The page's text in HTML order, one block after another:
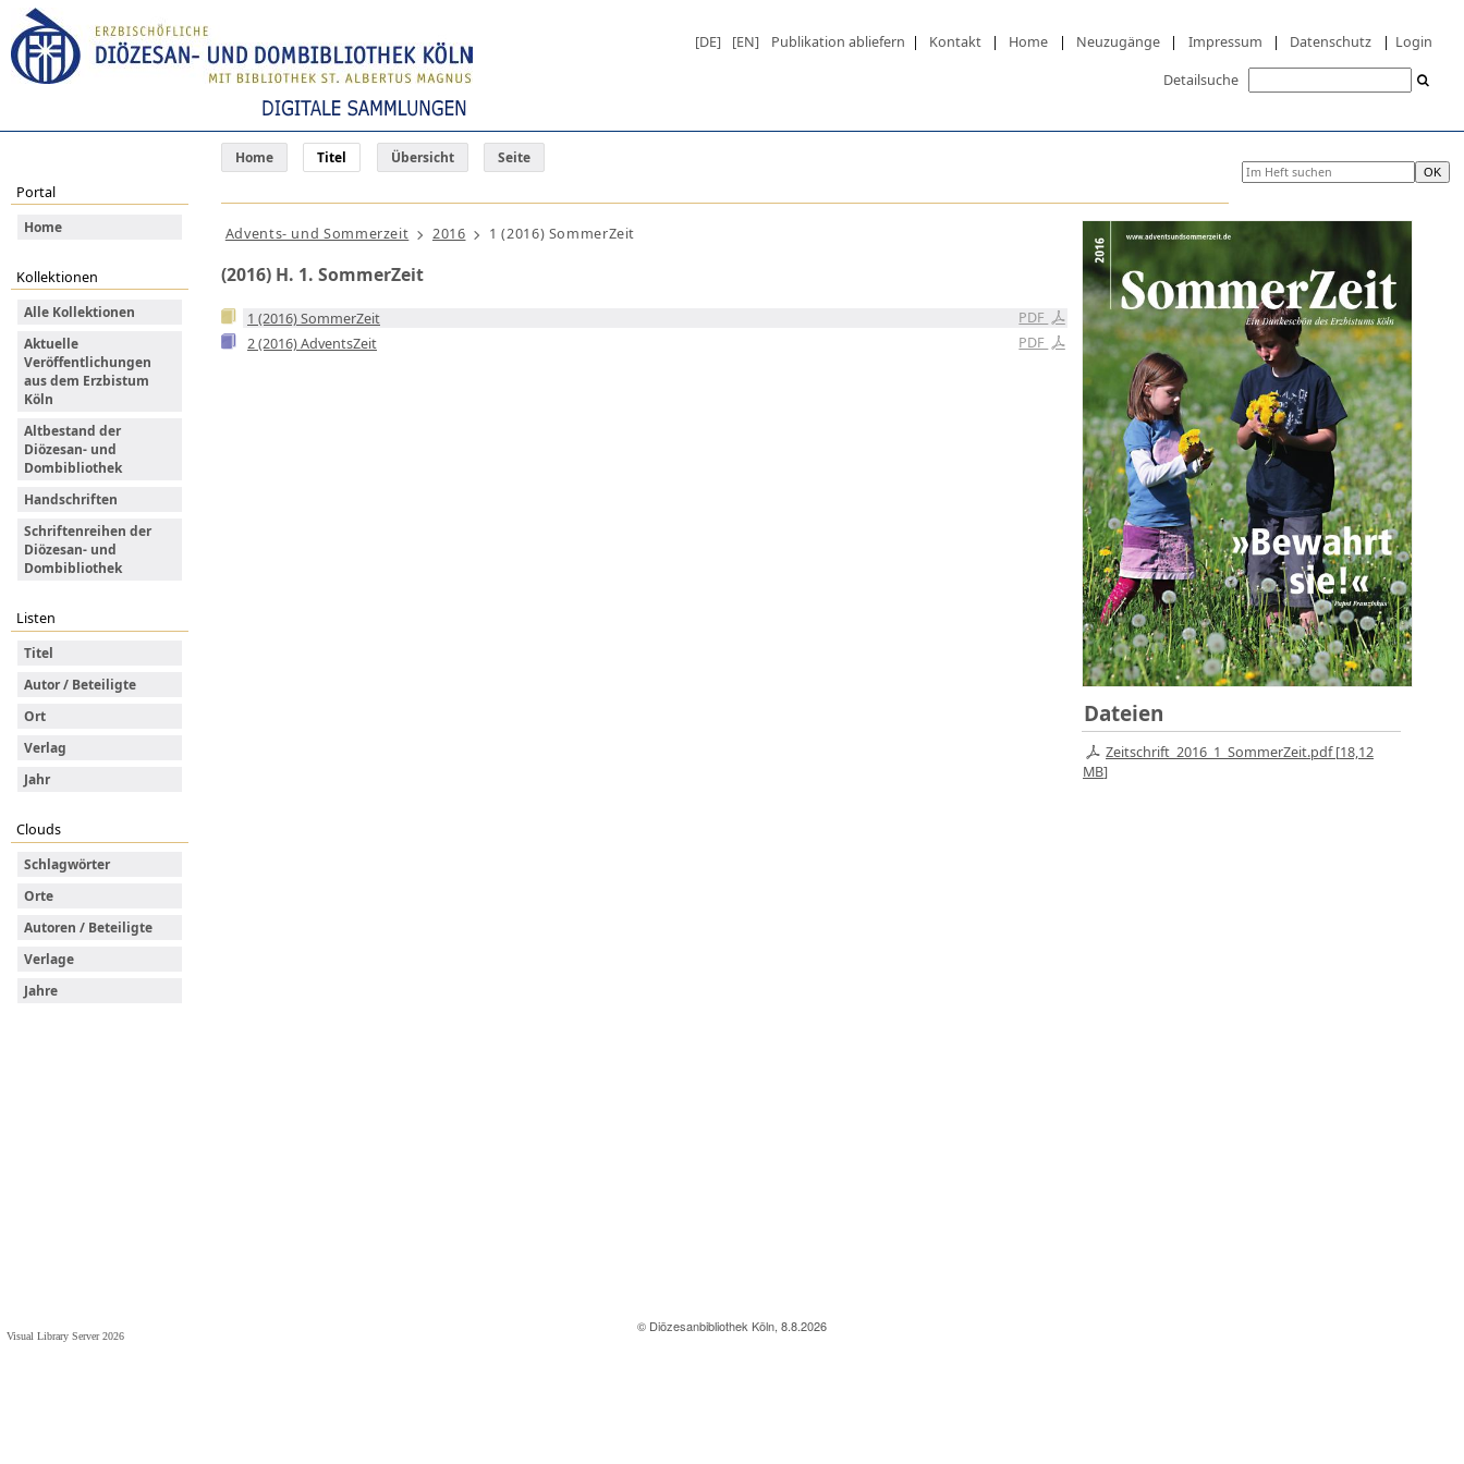
© Diözesanbibliothek Köln, 8.8.2026
Visual Library Server 2026
[DE] [EN] Publikation abliefern | Kontakt | Home | Neuzugänge | Impressum | Datenschutz | Login
Detailsuche
Home Titel Übersicht Seite
Portal
Home
Kollektionen
Alle Kollektionen
Aktuelle
Veröffentlichungen
aus dem Erzbistum
Köln
Altbestand der
Diözesan- und
Dombibliothek
Handschriften
Schriftenreihen der
Diözesan- und
Dombibliothek
Listen
Titel
Autor / Beteiligte
Ort
Verlag
Jahr
Clouds
Schlagwörter
Orte
Autoren / Beteiligte
Verlage
Jahre
Advents- und Sommerzeit 2016 1 (2016) SommerZeit
(2016) H. 1. SommerZeit
PDF
1 (2016) SommerZeit
PDF
2 (2016) AdventsZeit
Dateien
Zeitschrift_2016_1_SommerZeit.pdf [18,12
MB]